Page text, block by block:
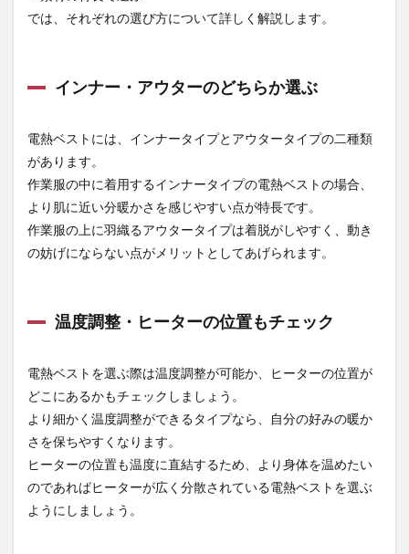
ベスト
（ATACK
BASE）】
3.2
FEVER
電熱ベ
スト
3.3
サーモ
クラフト 防寒
み）【バート
ル
（BURTLE）】
4
電熱
ベス
寒さ
対策
では、それぞれの選び方について詳しく解説します。
インナー・アウターのどちらか選ぶ
電熱ベストには、インナータイプとアウタータイプの二種類
があります。
作業服の中に着用するインナータイプの電熱ベストの場合、
より肌に近い分暖かさを感じやすい点が特長です。
作業服の上に羽織るアウタータイプは着脱がしやすく、動き
の妨げにならない点がメリットとしてあげられます。
温度調整・ヒーターの位置もチェック
電熱ベストを選ぶ際は温度調整が可能か、ヒーターの位置が
どこにあるかもチェックしましょう。
より細かく温度調整ができるタイプなら、自分の好みの暖か
さを保ちやすくなります。
ヒーターの位置も温度に直結するため、より身体を温めたい
のであればヒーターが広く分散されている電熱ベストを選ぶ
ようにしましょう。